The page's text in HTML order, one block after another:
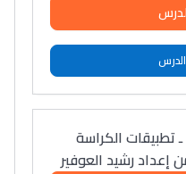
تطبيقات الكراسة